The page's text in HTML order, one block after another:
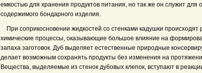
емкостью для хранения продуктов питания, но так же он служит для
содержимого бондарного изделия.
При соприкосновении жидкостей со стенками кадушки происходят
химические процессы, оказывающие большое влияние на
запаха заготовок. Дуб выделяет естественные природные
делает возможным сохранять продукты без изменения на
Вещества, выделяемые из стенок дубовых клепок, вступают в